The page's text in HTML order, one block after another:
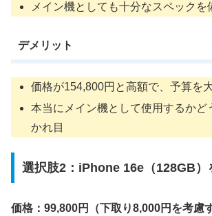
メイン機としても十分なスペックを
デメリット
価格が154,800円と高額で、予算を
本当にメイン機として使用するかど
かれ目
選択肢2：iPhone 16e（128GB）
価格：99,800円（下取り8,000円を考慮